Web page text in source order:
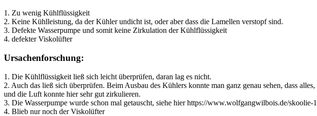
1. Zu wenig Kühlflüssigkeit
2. Keine Kühlleistung, da der Kühler undicht ist, oder aber dass die Lamellen verstopf sind.
3. Defekte Wasserpumpe und somit keine Zirkulation der Kühlflüssigkeit
4. defekter Viskolüfter
Ursachenforschung:
1. Die Kühlflüssigkeit ließ sich leicht überprüfen, daran lag es nicht.
2. Auch das ließ sich überprüfen. Beim Ausbau des Kühlers konnte man ganz genau sehen, dass
und die Luft konnte hier sehr gut zirkulieren.
3. Die Wasserpumpe wurde schon mal getauscht, siehe hier https://www.wolfgangwilbois.de/
4. Blieb nur noch der Viskolüfter